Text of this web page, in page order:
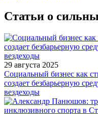
Статьи о
29 августа 2025
Социальный бизнес как
создает безбарьерную
вездеходы